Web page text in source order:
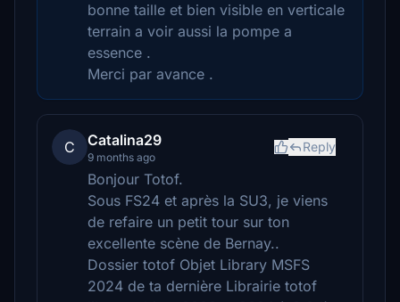
bonne taille et bien visible en verticale
terrain a voir aussi la pompe a
essence .
Merci par avance .
C Catalina29
9 months ago
Reply
Bonjour Totof.
Sous FS24 et après la SU3, je viens
de refaire un petit tour sur ton
excellente scène de Bernay..
Dossier totof Objet Library MSFS
2024 de ta dernière Librairie totof